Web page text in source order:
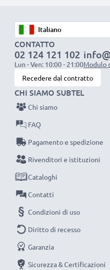
Sostituisci la batteria, non
intelligente e più
efficientando e riducendo
Scegli CELLONIC, scegli la
compromessi sulla qualità:
CONTATTO
02 124 121 102
Lun - Ven: 10:00 - 21:00Modulo
Recedere dal contratto
CHI SIAMO SUBTEL
Chi siamo
FAQ
Pagamento e spedizione
Rivenditori e istituzioni
Cataloghi
Contatti
Condizioni di uso
Diritto di recesso
Garanzia
Sicurezza & Certificazioni